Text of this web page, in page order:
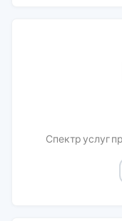
Спектр услуг